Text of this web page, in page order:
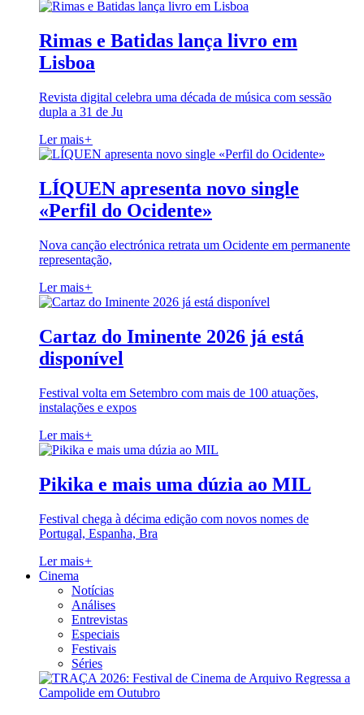
Rimas e Batidas lança livro em
Lisboa
Revista digital celebra uma década de música com sessão
dupla a 31 de Ju
Ler mais+
LÍQUEN apresenta novo single
«Perfil do Ocidente»
Nova canção electrónica retrata um Ocidente em permanente
representação,
Ler mais+
Cartaz do Iminente 2026 já está
disponível
Festival volta em Setembro com mais de 100 atuações,
instalações e expos
Ler mais+
Pikika e mais uma dúzia ao MIL
Festival chega à décima edição com novos nomes de
Portugal, Espanha, Bra
Ler mais+
Cinema
Notícias
Análises
Entrevistas
Especiais
Festivais
Séries